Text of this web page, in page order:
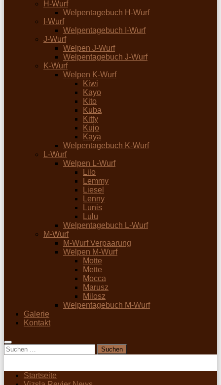
H-Wurf
Welpentagebuch H-Wurf
I-Wurf
Welpentagebuch I-Wurf
J-Wurf
Welpen J-Wurf
Welpentagebuch J-Wurf
K-Wurf
Welpen K-Wurf
Kiwi
Kayo
Kito
Kuba
Kitty
Kujo
Kaya
Welpentagebuch K-Wurf
L-Wurf
Welpen L-Wurf
Lilo
Lemmy
Liesel
Lenny
Lunis
Lulu
Welpentagebuch L-Wurf
M-Wurf
M-Wurf Verpaarung
Welpen M-Wurf
Motte
Mette
Mocca
Marusz
Milosz
Welpentagebuch M-Wurf
Galerie
Kontakt
Suchen
nach:
Startseite